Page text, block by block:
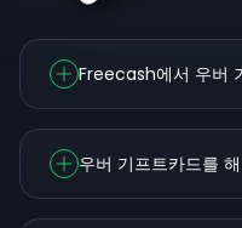
Freecash에서 우버
우버 기프트카드를